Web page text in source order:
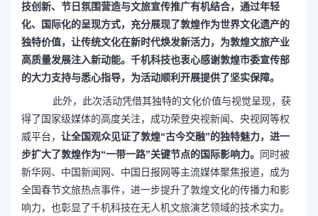
技创新、节日氛围营造与文旅宣传推广有机结合，通过年轻
化、国际化的呈现方式，充分展现了敦煌作为世界文化遗产的
独特价值，让传统文化在新时代焕发新活力，为敦煌文旅产业
高质量发展注入新动能。千机科技也衷心感谢敦煌市委宣传部
的大力支持与悉心指导，为活动顺利开展提供了坚实保障。
此外，此次活动凭借其独特的文化价值与视觉呈现，获
得了国家级媒体的高度关注，成功荣登央视新闻、央视网等权
威平台， 让全国观众见证了敦煌“古今交融”的独特魅力，进一
步扩大了敦煌作为“一带一路”关键节点的国际影响力。
同时被
新华网、中国新闻网、中国日报网等主流媒体聚焦报道，成为
全国春节文旅热点事件，进一步提升了敦煌文化的传播力和影
响力，也彰显了千机科技在无人机文旅演艺领域的技术实力。